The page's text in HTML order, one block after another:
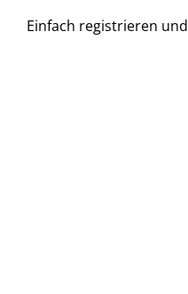
Einfach registrieren und